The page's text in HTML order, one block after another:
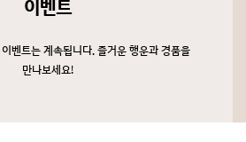
이벤트
벤트는 계속됩니다. 즐거운 행운과 경품을
만나보세요!